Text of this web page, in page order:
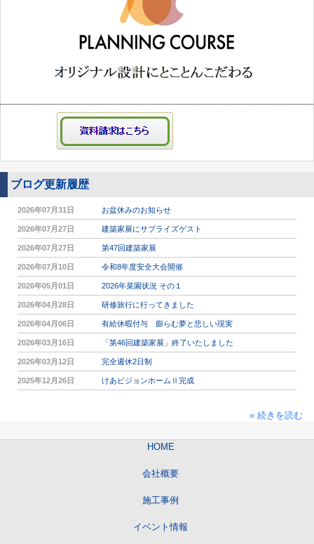
ブログ更新履歴
2026年07月31日 お盆休みのお知らせ
2026年07月27日 建築家展にサプライズゲスト
2026年07月27日 第47回建築家展
2026年07月10日 令和8年度安全大会開催
2026年05月01日 2026年菜園状況 その１
2026年04月28日 研修旅行に行ってきました
2026年04月06日 有給休暇付与 膨らむ夢と悲しい現実
2026年03月16日 「第46回建築家展」終了いたしました
2026年03月12日 完全週休2日制
2025年12月26日 けあビジョンホームⅡ完成
» 続きを読む
HOME
会社概要
施工事例
イベント情報